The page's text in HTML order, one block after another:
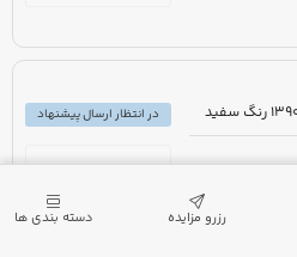
در انتظار ارسال پیشنهاد
رزرو مزایده دسته بندی ها